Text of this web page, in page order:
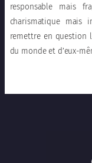
responsable mais
charismatique mais
remettre en question
du monde et d’eux-